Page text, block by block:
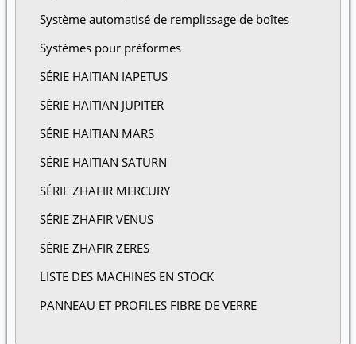
Système automatisé de remplissage de boîtes
Systèmes pour préformes
SÉRIE HAITIAN IAPETUS
SÉRIE HAITIAN JUPITER
SÉRIE HAITIAN MARS
SÉRIE HAITIAN SATURN
SÉRIE ZHAFIR MERCURY
SÉRIE ZHAFIR VENUS
SÉRIE ZHAFIR ZERES
LISTE DES MACHINES EN STOCK
PANNEAU ET PROFILES FIBRE DE VERRE